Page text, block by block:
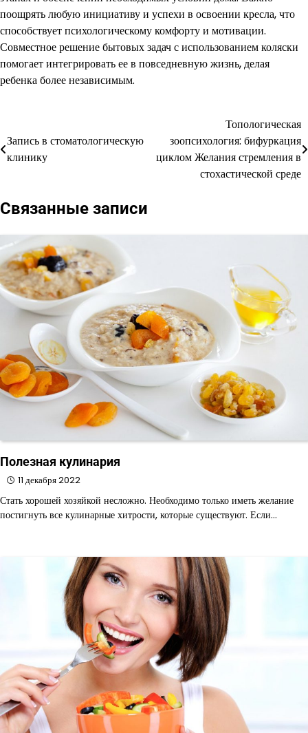
поощрять любую инициативу и успехи в освоении кресла, что
способствует психологическому комфорту и мотивации.
Совместное решение бытовых задач с использованием коляски
помогает интегрировать ее в повседневную жизнь, делая
ребенка более независимым.
по
Запись в стоматологическую
клинику
Топологическая
зоопсихология: бифуркация
циклом Желания стремления в
стохастической среде
Связанные записи
Полезная кулинария
11 декабря 2022
Стать хорошей хозяйкой несложно. Необходимо только иметь желание
постигнуть все кулинарные хитрости, которые существуют. Если…